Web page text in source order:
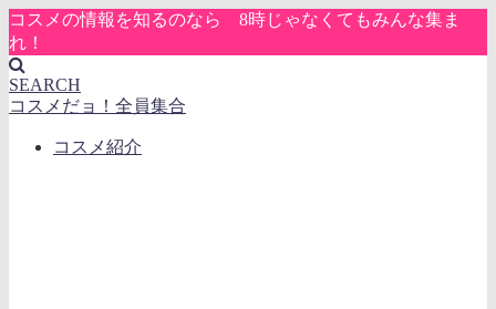
コスメの情報を知るのなら 8時じゃなくてもみんな集ま
れ！
SEARCH
コスメだョ！全員集合
コスメ紹介